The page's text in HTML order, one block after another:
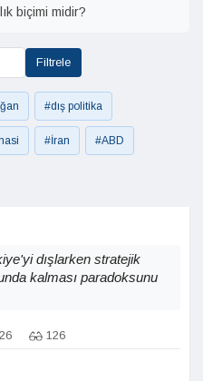
biçimi midir?
Filtrele
#dış politika
#İran #ABD
dışlarken stratejik
kalması paradoksunu
126